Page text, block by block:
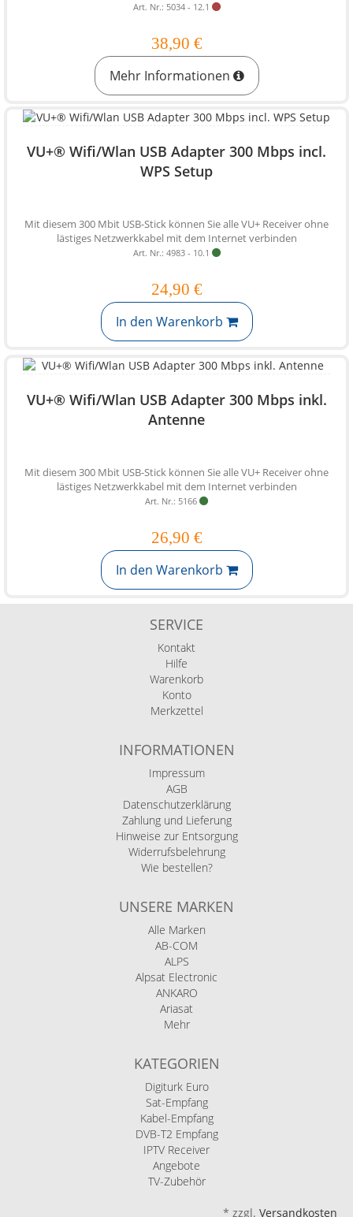
Art. Nr.: 5034 - 12.1
38,90 €
Mehr Informationen
VU+® Wifi/Wlan USB Adapter 300 Mbps incl.
WPS Setup
Mit diesem 300 Mbit USB-Stick können Sie alle VU+ Receiver ohne
lästiges Netzwerkkabel mit dem Internet verbinden
Art. Nr.: 4983 - 10.1
24,90 €
In den Warenkorb
VU+® Wifi/Wlan USB Adapter 300 Mbps inkl.
Antenne
Mit diesem 300 Mbit USB-Stick können Sie alle VU+ Receiver ohne
lästiges Netzwerkkabel mit dem Internet verbinden
Art. Nr.: 5166
26,90 €
In den Warenkorb
SERVICE
Kontakt
Hilfe
Warenkorb
Konto
Merkzettel
INFORMATIONEN
Impressum
AGB
Datenschutzerklärung
Zahlung und Lieferung
Hinweise zur Entsorgung
Widerrufsbelehrung
Wie bestellen?
UNSERE MARKEN
Alle Marken
AB-COM
ALPS
Alpsat Electronic
ANKARO
Ariasat
Mehr
KATEGORIEN
Digiturk Euro
Sat-Empfang
Kabel-Empfang
DVB-T2 Empfang
IPTV Receiver
Angebote
TV-Zubehör
* zzgl. Versandkosten